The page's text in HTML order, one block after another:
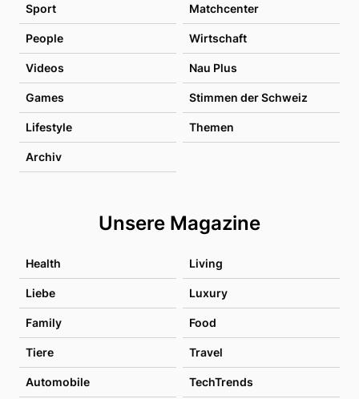
Sport Matchcenter
People Wirtschaft
Videos Nau Plus
Games Stimmen der Schweiz
Lifestyle Themen
Archiv
Unsere Magazine
Health Living
Liebe Luxury
Family Food
Tiere Travel
Automobile TechTrends